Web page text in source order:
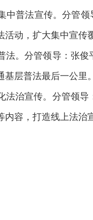
中普法宣传。分管
活动，扩大集中宣传
法。分管领导：张
层普法最后一公里。
法治宣传。分管领
内容，打造线上法治